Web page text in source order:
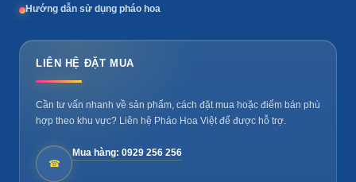
Hướng dẫn sử dụng pháo hoa
LIÊN HỆ ĐẶT MUA
Cần tư vấn nhanh về sản phẩm, cách đặt mua hoặc điểm bán phù
hợp theo khu vực? Liên hệ Pháo Hoa Việt để được hỗ trợ.
☎
Mua hàng: 0929 256 256